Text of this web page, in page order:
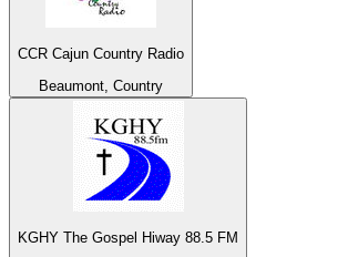
CCR Cajun Country Radio
Beaumont, Country
KGHY The Gospel Hiway 88.5 FM